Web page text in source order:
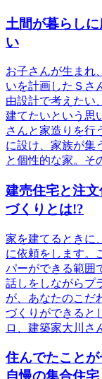
土間が暮らし
い
お子さんが生まれ
いを計画したＳさ
由設計で考えたい
建てたいという思
さんと家造りを行
に設け、家族が集
と個性的な家。
建売住宅と注
づくりとは!?
家を建てるときに
に依頼をします。
パーができる範囲
話しをしながらプ
が、あなたのこだ
づくりができると
ロ、建築家大川
住んでたこと